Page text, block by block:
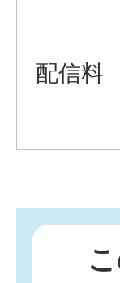
配信料